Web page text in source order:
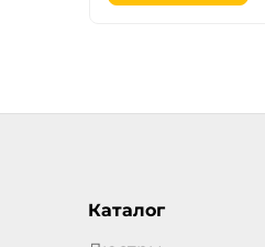
Каталог